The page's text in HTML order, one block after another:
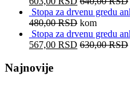
Stopa za drvenu gredu
480,00RSD kom
Stopa za drvenu gredu
567,00 RSD 630,00RSD
Najnovije